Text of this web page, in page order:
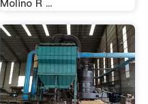
Molino R ...